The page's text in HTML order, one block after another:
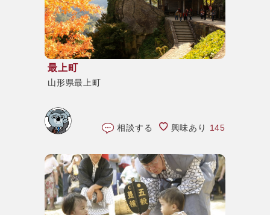
最上町
山形県最上町
相談する 興味あり 145